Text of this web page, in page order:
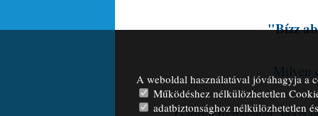
"Bízz
Milyen
A weboldal használatával jóváhagyja a
Működéshez nélkülözhetetlen
adatbiztonsághoz nélkülözhetetlen